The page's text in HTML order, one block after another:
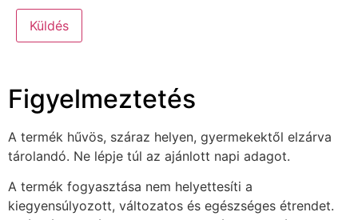
Figyelmeztetés
A termék hűvös, száraz helyen, gyermekektől elzárva
tárolandó. Ne lépje túl az ajánlott napi adagot.
A termék fogyasztása nem helyettesíti a
kiegyensúlyozott, változatos és egészséges étrendet.